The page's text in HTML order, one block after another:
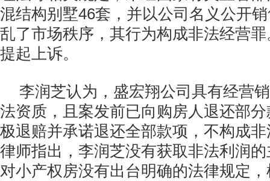
混结构别墅46套，并以公司名义公开
乱了市场秩序，其行为构成非法经营
提起上诉。
李润芝认为，盛宏翔公司具有经营
法资质，且案发前已向购房人退还部
极退赔并承诺退还全部款项，不构成
律师指出，李润芝没有获取非法利润
对小产权房没有出台明确的法律规定